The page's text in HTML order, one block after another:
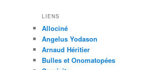
LIENS
Allociné
Angelus Yodason
Arnaud Héritier
Bulles et Onomatopées